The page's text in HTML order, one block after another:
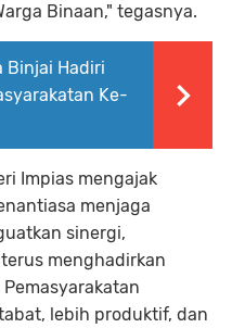
Binaan," tegasnya.
Binjai Hadiri
Ke-
Impias mengajak
menjaga
sinergi,
menghadirkan
lebih produktif, dan